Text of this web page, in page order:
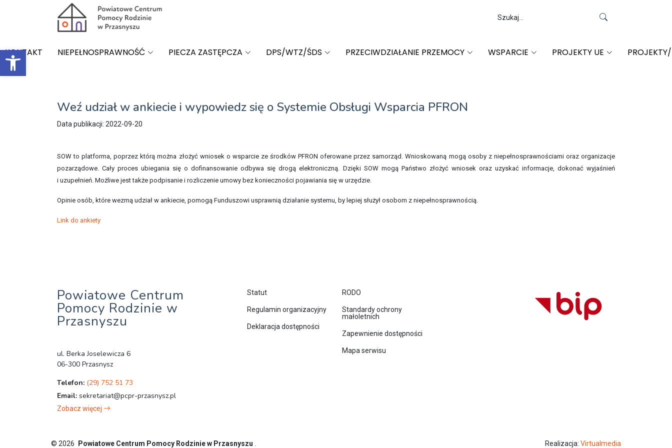
Open toolbar
KONTAKT NIEPEŁNOSPRAWNOŚĆ PIECZA ZASTĘPCZA DPS/WTZ/ŚDS PRZECIWDZIAŁANIE PRZEMOCY WSPARCIE PROJEKTY UE
Weź udział w ankiecie i wypowiedz się o Systemie Obsługi Wsparcia PFRON
Data publikacji: 2022-09-20
SOW to platforma, poprzez którą można złożyć wniosek o wsparcie ze środków PFRON oferowane przez samorząd. Wnioskowaną mogą osoby z niepełnosprawnościami oraz organizacje
pozarządowe. Cały proces ubiegania się o dofinansowanie odbywa się drogą elektroniczną. Dzięki SOW mogą Państwo złożyć wniosek oraz uzyskać informacje, dokonać wyjaśnień
i uzupełnień. Możliwe jest także podpisanie i rozliczenie umowy bez konieczności pojawiania się w urzędzie.
Opinie osób, które wezmą udział w ankiecie, pomogą Funduszowi usprawnią działanie systemu, by lepiej służył osobom z niepełnosprawnością.
Link do ankiety
Powiatowe Centrum
Pomocy Rodzinie w
Przasnyszu
ul. Berka Joselewicza 6
06-300 Przasnysz
Telefon: (29) 752 51 73
Email: sekretariat@pcpr-przasnysz.pl
Zobacz więcej
Statut
Regulamin organizacyjny
Deklaracja dostępności
RODO
Standardy ochrony
małoletnich
Zapewnienie dostępności
Mapa serwisu
© 2026 Powiatowe Centrum Pomocy Rodzinie w Przasnyszu Realizacja: Virtualmedia